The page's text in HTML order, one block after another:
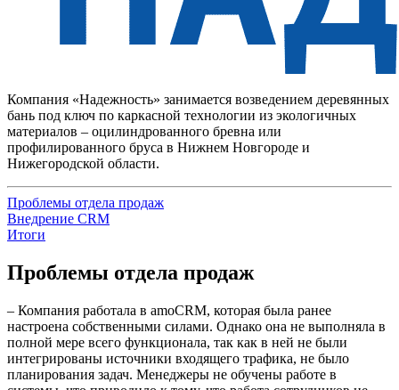
Компания «Надежность» занимается возведением деревянных
бань под ключ по каркасной технологии из экологичных
материалов – оцилиндрованного бревна или
профилированного бруса в Нижнем Новгороде и
Нижегородской области.
Проблемы отдела продаж
Внедрение CRM
Итоги
Проблемы отдела продаж
– Компания работала в amoCRM, которая была ранее
настроена собственными силами. Однако она не выполняла в
полной мере всего функционала, так как в ней не были
интегрированы источники входящего трафика, не было
планирования задач. Менеджеры не обучены работе в